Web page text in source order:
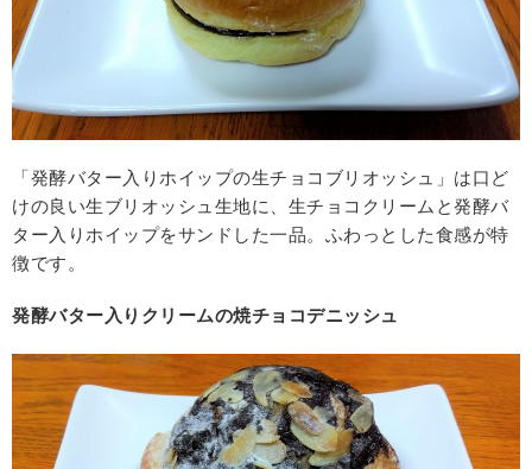
「発酵バター入りホイップの生チョコブリオッシュ」は口ど
けの良い生ブリオッシュ生地に、生チョコクリームと発酵バ
ター入りホイップをサンドした一品。ふわっとした食感が特
徴です。
発酵バター入りクリームの焼チョコデニッシュ